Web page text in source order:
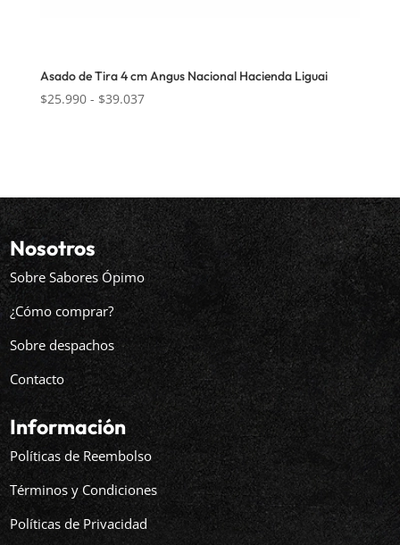
Asado de Tira 4 cm Angus Nacional Hacienda Liguai
$25.990 - $39.037Rango
hasta
$39.037
Nosotros
Sobre Sabores Ópimo
¿Cómo comprar?
Sobre despachos
Contacto
Información
Políticas de Reembolso
Términos y Condiciones
Políticas de Privacidad